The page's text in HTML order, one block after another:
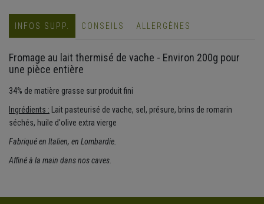
INFOS SUPP. CONSEILS ALLERGÈNES
Fromage au lait thermisé de vache - Environ 200g pour
une pièce entière
34% de matière grasse sur produit fini
Ingrédients : Lait pasteurisé de vache, sel, présure, brins de romarin
séchés, huile d'olive extra vierge
Fabriqué en Italien, en Lombardie.
Affiné à la main dans nos caves.